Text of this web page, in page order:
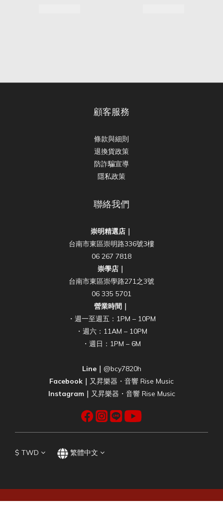
顧客服務
條款與細則
退換貨政策
防詐騙宣導
隱私政策
聯絡我們
崇明精選店｜
台南市東區崇明路336號3樓
06 267 7818
崇學店｜
台南市東區崇學路271之3號
06 335 5701
營業時間｜
・週一至週五：1PM – 10PM
・週六：11AM – 10PM
・週日：1PM – 6M
Line｜ @bcy7820h
Facebook｜ 又昇樂器・音響 Rise Music
Instagram｜ 又昇樂器・音響 Rise Music
$ TWD 繁體中文